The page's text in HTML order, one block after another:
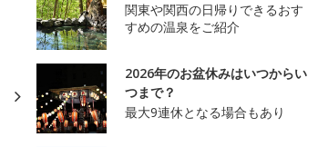
関東や関西の日帰りできるおす
すめの温泉をご紹介
2026年のお盆休みはいつからい
つまで？
最大9連休となる場合もあり